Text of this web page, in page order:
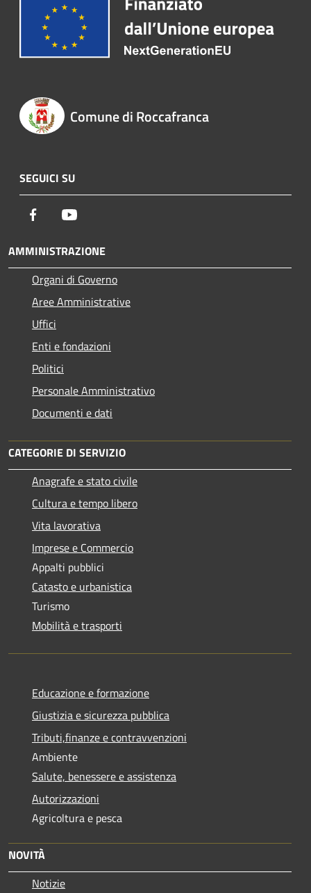
Comune di Roccafranca
SEGUICI SU
Facebook
AMMINISTRAZIONE
Organi di Governo
Aree Amministrative
Uffici
Enti e fondazioni
Politici
Personale Amministrativo
Documenti e dati
CATEGORIE DI SERVIZIO
Anagrafe e stato civile
Cultura e tempo libero
Vita lavorativa
Imprese e Commercio
Appalti pubblici
Catasto e urbanistica
Turismo
Mobilità e trasporti
Educazione e formazione
Giustizia e sicurezza pubblica
Tributi,finanze e contravvenzioni
Ambiente
Salute, benessere e assistenza
Autorizzazioni
Agricoltura e pesca
NOVITÀ
Notizie